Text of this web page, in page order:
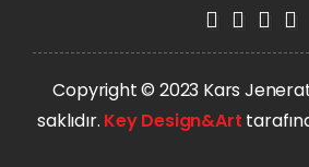
Copyright © 2023 Kars
saklıdır. Key Design&Art